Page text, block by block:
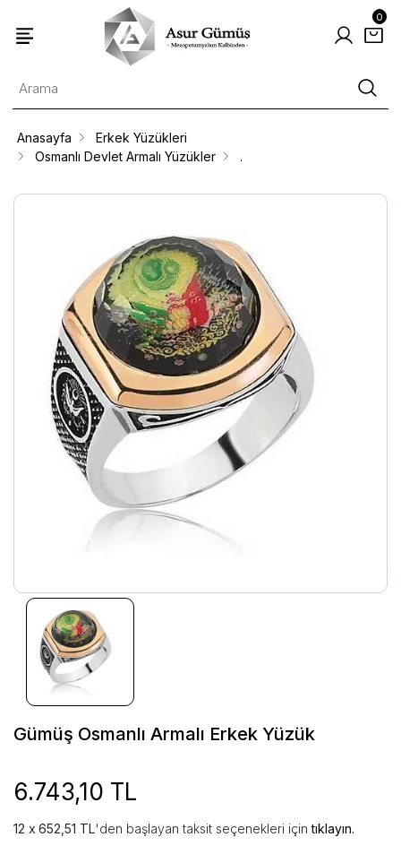
0
Anasayfa
Erkek Yüzükleri
Osmanlı Devlet Armalı Yüzükler
.
Gümüş Osmanlı Armalı Erkek Yüzük
6.743,10 TL
652,51 TL'den başlayan taksit seçenekleri içintıklayın.